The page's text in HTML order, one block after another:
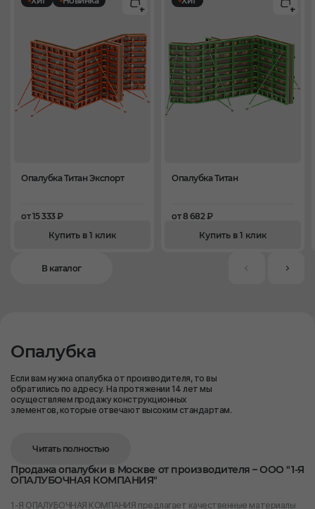
В каталог
Опалубка Титан Экспорт
от 15 333 ₽
Купить в 1 клик
Опалубка Титан
от 8 682 ₽
Купить в 1 клик
Опалубка
Если вам нужна опалубка от производителя, то вы
обратились по адресу. На протяжении 14 лет мы
осуществляем продажу конструкционных
элементов, которые отвечают высоким стандартам.
Читать полностью
Продажа опалубки в Москве от производителя – ООО "1-Я
ОПАЛУБОЧНАЯ КОМПАНИЯ"
1-Я ОПАЛУБОЧНАЯ КОМПАНИЯ предлагает качественные материалы